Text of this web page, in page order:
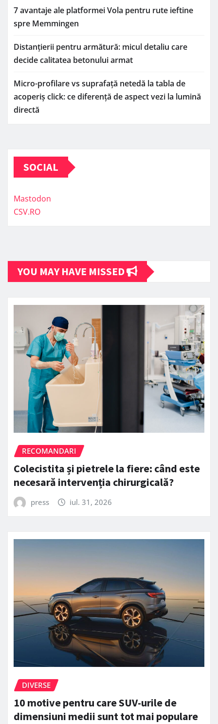
7 avantaje ale platformei Vola pentru rute ieftine
spre Memmingen
Distanțierii pentru armătură: micul detaliu care
decide calitatea betonului armat
Micro-profilare vs suprafață netedă la tabla de
acoperiș click: ce diferență de aspect vezi la lumină
directă
SOCIAL
Mastodon
CSV.RO
YOU MAY HAVE MISSED
RECOMANDARI
Colecistita și pietrele la fiere: când este
necesară intervenția chirurgicală?
press iul. 31, 2026
DIVERSE
10 motive pentru care SUV-urile de
dimensiuni medii sunt tot mai populare